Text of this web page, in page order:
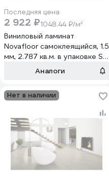
Последняя цена
2 922 ₽1048.44 ₽/м²
Виниловый ламинат
Novafloor самоклеящийся, 1.5
мм, 2.787 кв.м. в упаковке S-
25 Дуб снежный/Oak Snow
Аналоги
Нет в наличии